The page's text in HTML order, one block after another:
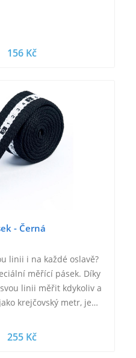
156 Kč
- Černá
linii i na každé oslavě?
měřící pásek. Díky
linii měřit kdykoliv a
krejčovský metr, je…
255 Kč